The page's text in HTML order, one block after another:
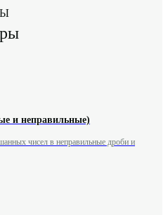
и неправильные)
чисел в неправильные дроби и